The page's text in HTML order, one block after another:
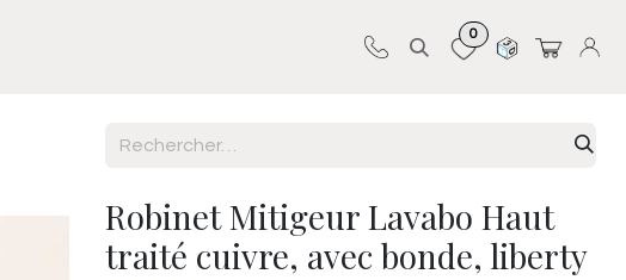
0
Robinet Mitigeur Lavabo Haut
traité cuivre, avec bonde, liberty